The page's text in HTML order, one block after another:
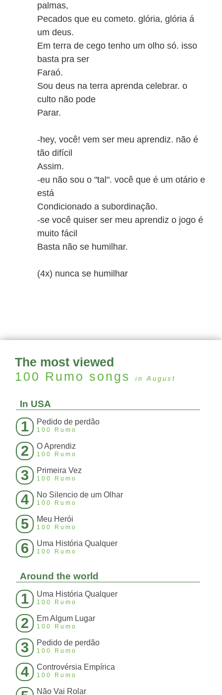
palmas,
Pecados que eu cometo. glória, glória á
um deus.
Em terra de cego tenho um olho só. isso
basta pra ser
Faraó.
Sou deus na terra aprenda celebrar. o
culto não pode
Parar.
-hey, você! vem ser meu aprendiz. não é
tão difícil
Assim.
-eu não sou o "tal". você que é um otário e
está
Condicionado a subordinação.
-se você quiser ser meu aprendiz o jogo é
muito fácil
Basta não se humilhar.
(4x) nunca se humilhar
The most viewed
100 Rumo songs in August
In USA
1 Pedido de perdão
100 Rumo
2 O Aprendiz
100 Rumo
3 Primeira Vez
100 Rumo
4 No Silencio de um Olhar
100 Rumo
5 Meu Herói
100 Rumo
6 Uma História Qualquer
100 Rumo
Around the world
1 Uma História Qualquer
100 Rumo
2 Em Algum Lugar
100 Rumo
3 Pedido de perdão
100 Rumo
4 Controvérsia Empírica
100 Rumo
Não Vai Rolar